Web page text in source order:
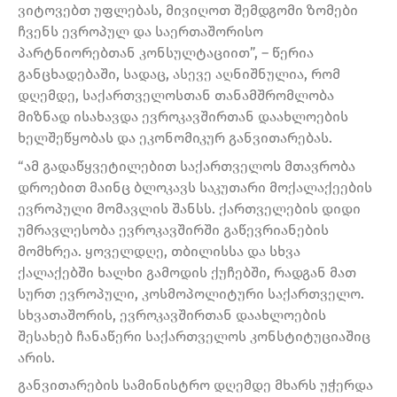
ვიტოვებთ უფლებას, მივიღოთ შემდგომი ზომები
ჩვენს ევროპულ და საერთაშორისო
პარტნიორებთან კონსულტაციით”, – წერია
განცხადებაში, სადაც, ასევე აღნიშნულია, რომ
დღემდე, საქართველოსთან თანამშრომლობა
მიზნად ისახავდა ევროკავშირთან დაახლოების
ხელშეწყობას და ეკონომიკურ განვითარებას.
“ამ გადაწყვეტილებით საქართველოს მთავრობა
დროებით მაინც ბლოკავს საკუთარი მოქალაქეების
ევროპული მომავლის შანსს. ქართველების დიდი
უმრავლესობა ევროკავშირში გაწევრიანების
მომხრეა. ყოველდღე, თბილისსა და სხვა
ქალაქებში ხალხი გამოდის ქუჩებში, რადგან მათ
სურთ ევროპული, კოსმოპოლიტური საქართველო.
სხვათაშორის, ევროკავშირთან დაახლოების
შესახებ ჩანაწერი საქართველოს კონსტიტუციაშიც
არის.
განვითარების სამინისტრო დღემდე მხარს უჭერდა